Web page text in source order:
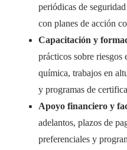
periódicas de
con planes de acción
Capacitación y
prácticos sobre riesgos
química, trabajos en
y programas de
Apoyo financiero y
adelantos, plazos de
preferenciales y